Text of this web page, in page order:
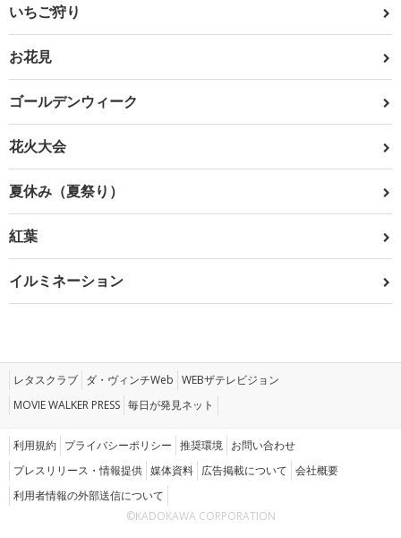
いちご狩り
お花見
ゴールデンウィーク
花火大会
夏休み（夏祭り）
紅葉
イルミネーション
レタスクラブ ダ・ヴィンチWeb WEBザテレビジョン
MOVIE WALKER PRESS 毎日が発見ネット
利用規約 プライバシーポリシー 推奨環境 お問い合わせ
プレスリリース・情報提供 媒体資料 広告掲載について 会社概要
利用者情報の外部送信について
©KADOKAWA CORPORATION